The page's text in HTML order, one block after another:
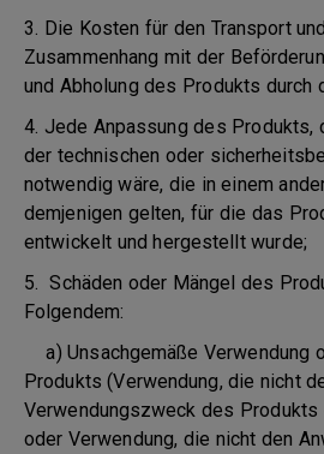
3. Die Kosten für den Transport
Zusammenhang mit der
und Abholung des Produkts durch
4. Jede Anpassung des Produkts,
der technischen oder
notwendig wäre, die in einem
demjenigen gelten, für die das
entwickelt und hergestellt wurde;
5. Schäden oder Mängel des
Folgendem:
a) Unsachgemäße Verwendung
Produkts (Verwendung, die nicht
Verwendungszweck des
oder Verwendung, die nicht den